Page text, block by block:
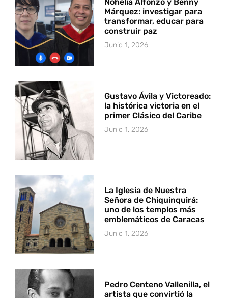
Márquez: investigar para
transformar, educar para
construir paz
Junio 1, 2026
Gustavo Ávila y Victoreado:
la histórica victoria en el
primer Clásico del Caribe
Junio 1, 2026
La Iglesia de Nuestra
Señora de Chiquinquirá:
uno de los templos más
emblemáticos de Caracas
Junio 1, 2026
Pedro Centeno Vallenilla, el
artista que convirtió la